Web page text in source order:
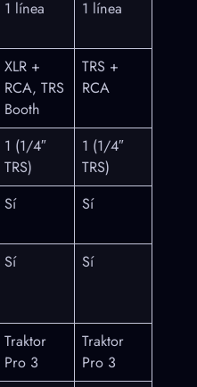
1 línea 1 línea
XLR +
RCA, TRS
Booth
TRS +
RCA
1 (1/4″
TRS)
1 (1/4″
TRS)
Sí Sí
Sí Sí
Traktor
Pro 3
Traktor
Pro 3